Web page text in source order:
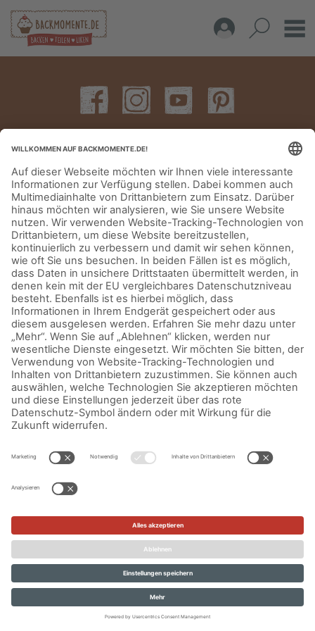
IMPRESSUM DATENSCHUTZERKLÄRUNG AGB KONTAKT
© Aurora Mühlen GmbH - Trettaustraße 49 – D-21107 Hamburg